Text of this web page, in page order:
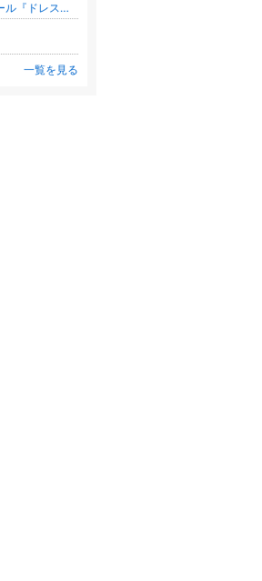
～東京汐留にあるフラワースクール『ドレスアップニューヨーク』オフィシャルブログ〜
一覧を見る